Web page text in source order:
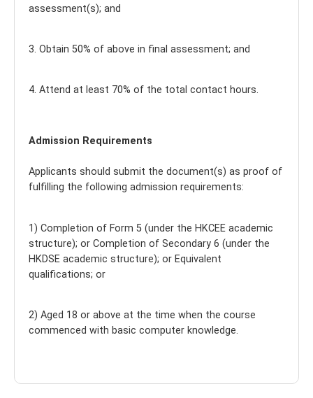
assessment(s); and
3. Obtain 50% of above in final assessment; and
4. Attend at least 70% of the total contact hours.
Admission Requirements
Applicants should submit the document(s) as proof of
fulfilling the following admission requirements:
1) Completion of Form 5 (under the HKCEE academic
structure); or Completion of Secondary 6 (under the
HKDSE academic structure); or Equivalent
qualifications; or
2) Aged 18 or above at the time when the course
commenced with basic computer knowledge.